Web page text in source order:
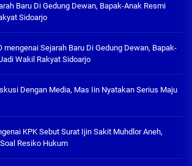
Baru Di Gedung Dewan, Bapak-Anak Resmi
Sidoarjo
mengenai Sejarah Baru Di Gedung Dewan, Bapak-
Wakil Rakyat Sidoarjo
Dengan Media, Mas Iin Nyatakan Serius Maju
KPK Sebut Surat Ijin Sakit Muhdlor Aneh,
Resiko Hukum